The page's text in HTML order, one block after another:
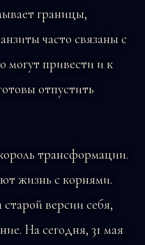
границы,
часто связаны с
могут привести и к
отпустить
трансформации.
жизнь с корнями.
версии себя,
На сегодня, 31 мая